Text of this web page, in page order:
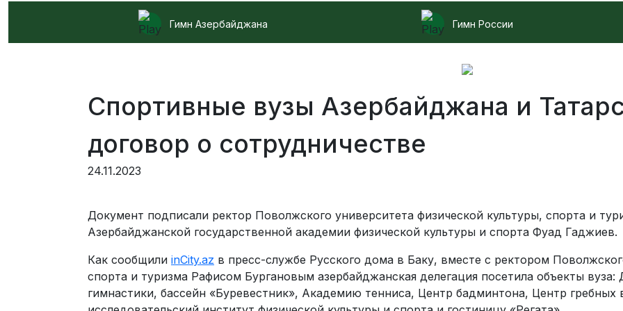
Гимн Азербайджана Гимн России
Спортивные вузы Азербайджана и
договор о сотрудничестве
24.11.2023
Документ подписали ректор Поволжского университета физической культуры, спорта и
Азербайджанской государственной академии физической культуры и спорта Фуад Гаджиев.
Как сообщили inCity.az в пресс-службе Русского дома в Баку, вместе с ректором
спорта и туризма Рафисом Бургановым азербайджанская делегация посетила объекты
гимнастики, бассейн «Буревестник», Академию тенниса, Центр бадминтона, Центр